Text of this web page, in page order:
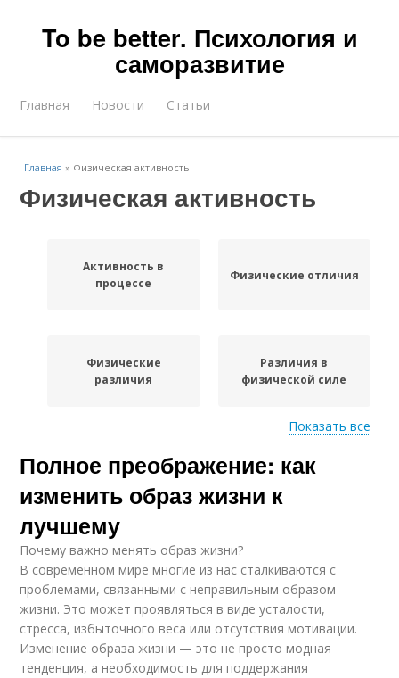
To be better. Психология и
саморазвитие
Главная Новости Статьи
Главная » Физическая активность
Физическая активность
Активность в
процессе
Физические отличия
Физические
различия
Различия в
физической силе
Активность в
контроле
Активность на
контроль
Физическое
преображение
физической лёгкости
Активности в
изменении
Активность в
повседневной жизни
Показать все
Полное преображение: как
изменить образ жизни к
лучшему
Почему важно менять образ жизни?
В современном мире многие из нас сталкиваются с
проблемами, связанными с неправильным образом
жизни. Это может проявляться в виде усталости,
стресса, избыточного веса или отсутствия мотивации.
Изменение образа жизни — это не просто модная
тенденция, а необходимость для поддержания